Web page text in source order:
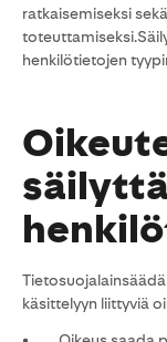
ratkaisemiseksi
henkilötietojen
käsittelyyn liittyviä